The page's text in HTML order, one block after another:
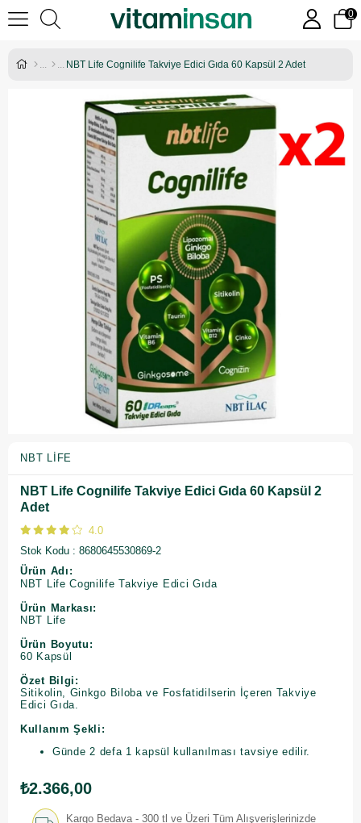
0
NBT Life Cognilife Takviye Edici Gıda 60 Kapsül 2 Adet
NBT LIFE
NBT Life Cognilife Takviye Edici Gıda 60 Kapsül 2
Adet
4.0
Stok Kodu
8680645530869-2
Ürün Adı:
NBT Life Cognilife Takviye Edici Gıda
Ürün Markası:
NBT Life
Ürün Boyutu:
60 Kapsül
Özet Bilgi:
Sitikolin, Ginkgo Biloba ve Fosfatidilserin İçeren Takviye
Edici Gıda.
Kullanım Şekli:
Günde 2 defa 1 kapsül kullanılması tavsiye edilir.
₺2.366,00
Kargo Bedava - 300 tl ve Üzeri Tüm Alışverişlerinizde